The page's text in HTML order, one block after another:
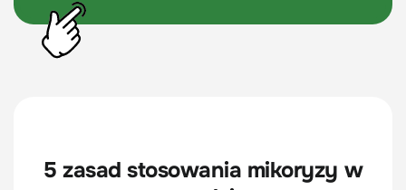
5 zasad stosowania mikoryzy w